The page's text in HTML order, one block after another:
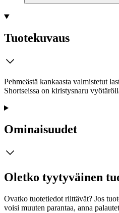
Tuotekuvaus
Pehmeästä kankaasta valmistetut
Shortseissa on kiristysnaru
Ominaisuudet
Oletko tyytyväinen
Ovatko tuotetiedot riittävät? Jos
voisi muuten parantaa, anna